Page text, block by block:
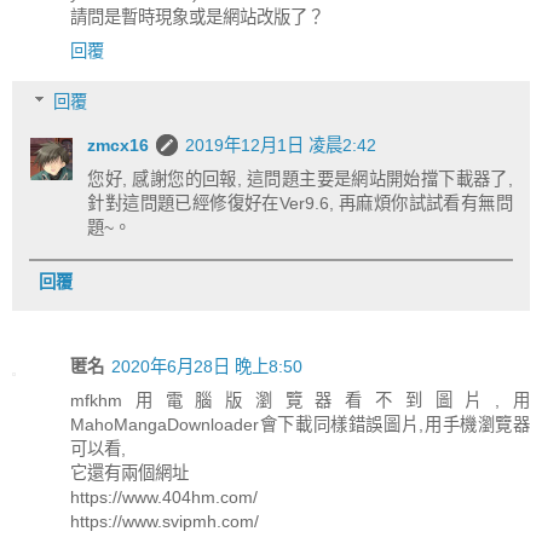
請問是暫時現象或是網站改版了？
回覆
回覆
zmcx16
2019年12月1日 凌晨2:42
您好, 感謝您的回報, 這問題主要是網站開始擋下載器了,
針對這問題已經修復好在Ver9.6, 再麻煩你試試看有無問
題~。
回覆
匿名 2020年6月28日 晚上8:50
mfkhm用電腦版瀏覽器看不到圖片,用
MahoMangaDownloader會下載同樣錯誤圖片,用手機瀏覽器
可以看,
它還有兩個網址
https://www.404hm.com/
https://www.svipmh.com/